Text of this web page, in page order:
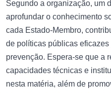
Segundo a organização, um
aprofundar o conhecimento
cada Estado-Membro,
de políticas públicas
prevenção. Espera-se que a
capacidades técnicas e
nesta matéria, além de